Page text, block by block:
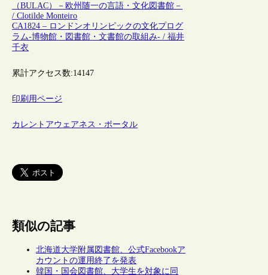
（BULAC）－欧州随一の言語・文化図書館－
/ Clotilde Monteiro
CA1824 – ロンドンオリンピックの文化プログ
ラム-博物館・図書館・文書館の取組み- / 福井
千衣
累計アクセス数:14147
印刷用ページ
カレントアウェアネス・ポータル
類似の記事
北海道大学附属図書館、公式Facebookア
カウントの運用終了を発表
韓国・国会図書館、大学生を対象に同